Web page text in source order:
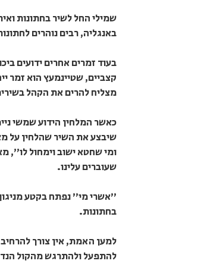
שמילי החל לשיר בחתונות
באנגליה, רבים נוהרים
בעוד זמרים אחרים ידועים
קצביים, שטיינמעץ הוא זמר
מצליח להרים את הקהל
כאשר המלחין הידוע שמשי
שיבצע את השיר שהלחין על
ומי שחטא ישוב וימחול לו",
שעוברים עלינו.
"אשרי מי" נפתח בקטע
בחתונות.
למען האמת, אין צורך
להתפעל ולהתרגש מהקול